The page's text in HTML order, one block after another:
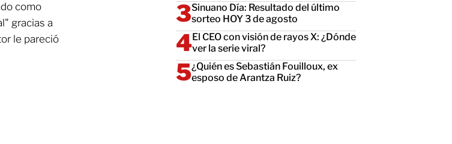
como
gracias a
le pareció
Sinuano Día: Resultado del último
sorteo HOY 3 de agosto
El CEO con visión de rayos X: ¿Dónde
ver la serie viral?
¿Quién es Sebastián Fouilloux, ex
esposo de Arantza Ruiz?